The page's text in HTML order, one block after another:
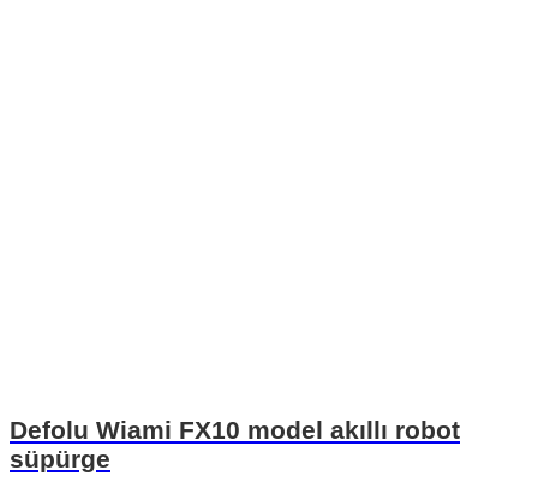
Defolu Wiami FX10 model akıllı robot
süpürge